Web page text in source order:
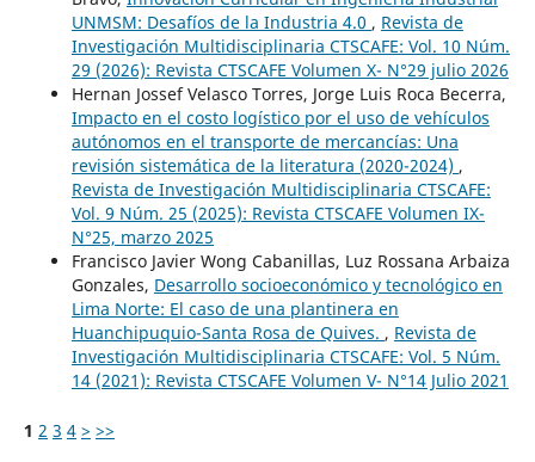
UNMSM: Desafíos de la Industria 4.0 , Revista de
Investigación Multidisciplinaria CTSCAFE: Vol. 10 Núm.
29 (2026): Revista CTSCAFE Volumen X- N°29 julio 2026
Hernan Jossef Velasco Torres, Jorge Luis Roca Becerra,
Impacto en el costo logístico por el uso de vehículos
autónomos en el transporte de mercancías: Una
revisión sistemática de la literatura (2020-2024) ,
Revista de Investigación Multidisciplinaria CTSCAFE:
Vol. 9 Núm. 25 (2025): Revista CTSCAFE Volumen IX-
N°25, marzo 2025
Francisco Javier Wong Cabanillas, Luz Rossana Arbaiza
Gonzales, Desarrollo socioeconómico y tecnológico en
Lima Norte: El caso de una plantinera en
Huanchipuquio-Santa Rosa de Quives. , Revista de
Investigación Multidisciplinaria CTSCAFE: Vol. 5 Núm.
14 (2021): Revista CTSCAFE Volumen V- N°14 Julio 2021
1 2 3 4 > >>